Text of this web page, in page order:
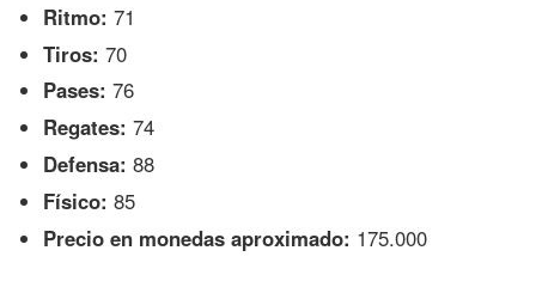
Ritmo: 71
Tiros: 70
Pases: 76
Regates: 74
Defensa: 88
Físico: 85
Precio en monedas aproximado: 175.000